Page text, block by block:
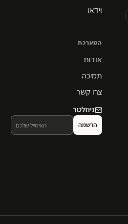
וידאו
המערכת
אודות
תמיכה
צרו קשר
ניוזלטר